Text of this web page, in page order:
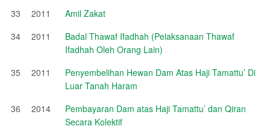
33 2011
Amil Zakat
34
2011
Badal Thawaf Ifadhah (Pelaksanaan Thawaf
Ifadhah Oleh Orang Lain)
35
2011
Penyembelihan Hewan Dam Atas Haji Tamattu’ Di
Luar Tanah Haram
36
2014
Pembayaran Dam atas Haji Tamattu’ dan Qiran
Secara Kolektif